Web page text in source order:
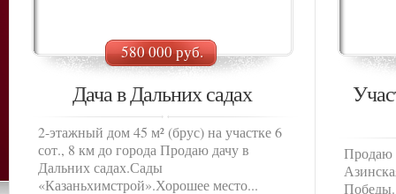
580 000 руб.
Дача в Дальних садах
2-этажный дом 45 м² (брус) на участке 6
сот., 8 км до города Продаю дачу в
Дальних садах.Сады
«Казаньхимстрой».Хорошее место...
Продаю